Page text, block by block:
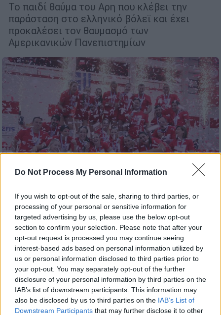
Do Not Process My Personal Information
If you wish to opt-out of the sale, sharing to third parties, or
processing of your personal or sensitive information for
targeted advertising by us, please use the below opt-out
section to confirm your selection. Please note that after your
opt-out request is processed you may continue seeing
interest-based ads based on personal information utilized by
us or personal information disclosed to third parties prior to
your opt-out. You may separately opt-out of the further
disclosure of your personal information by third parties on the
IAB’s list of downstream participants. This information may
also be disclosed by us to third parties on the IAB’s List of
Downstream Participants that may further disclose it to other
Το παιδί θαύμα του Αρη που κλέβει την
παράσταση στο ελληνικό βόλεϊ και έχει
προκαλέσει τον θαυμασμό των
Αμερικανικών Πανεπιστημίων
Αθλητισμός|01.05.2019 23:00
Volley League γυναικών: Ο Ολυμπιακός
πρωταθλητής για 7η συνεχή φορά
Με νίκες 3-0 επί του Πανναξιακού ο
Ολυμπιακός ισοφάρισε το σερί κατάκτησης
7 πρωταθλημάτων και ισάριθμων νταμπλ του
Παναθηναϊκού